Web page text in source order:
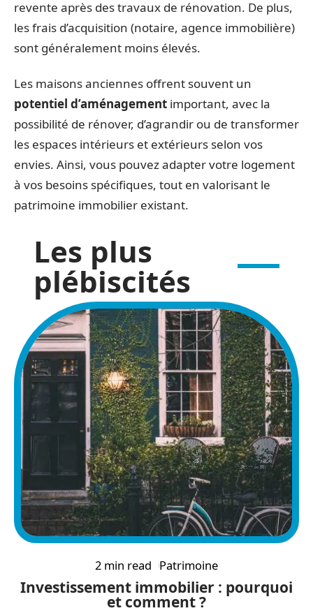
revente après des travaux de rénovation. De plus,
les frais d’acquisition (notaire, agence immobilière)
sont généralement moins élevés.
Les maisons anciennes offrent souvent un
potentiel d’aménagement important, avec la
possibilité de rénover, d’agrandir ou de transformer
les espaces intérieurs et extérieurs selon vos
envies. Ainsi, vous pouvez adapter votre logement
à vos besoins spécifiques, tout en valorisant le
patrimoine immobilier existant.
Les plus
plébiscités
2 min read Patrimoine
Investissement immobilier : pourquoi
et comment ?